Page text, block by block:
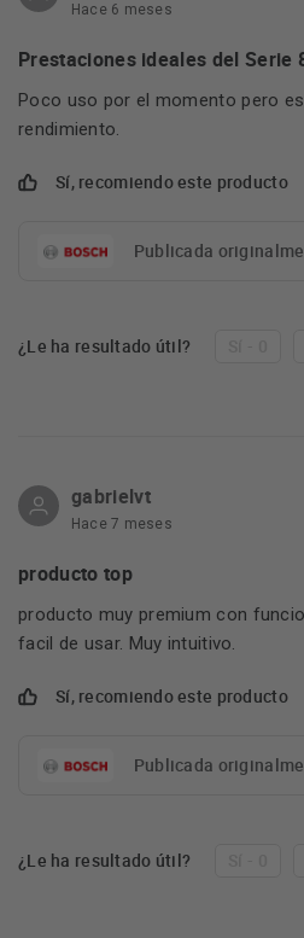
Hace 6 meses
Prestaciones ideales del Serie
Poco uso por el momento pero
rendimiento.
Sí, recomiendo este producto
Publicada
¿Le ha resultado útil?
gabrielvt
Hace 7 meses
producto top
producto muy premium con
facil de usar. Muy intuitivo.
Sí, recomiendo este producto
Publicada
¿Le ha resultado útil?